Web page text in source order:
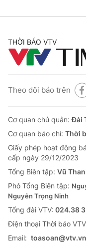
THỜI BÁO VTV
Theo dõi báo trên
Cơ quan chủ quản:Đài
Cơ quan báo chí: Thời
Giấy phép hoạt động
cấp ngày 29/12/2023
Tổng Biên tập: Vũ
Phó Tổng Biên tập:
Nguyễn Trọng Ninh
Tổng đài VTV: 024.38
Ðiện thoại Thời báo
Email: toasoan@vtv.vn